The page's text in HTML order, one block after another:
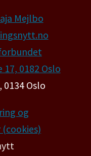
Mejlbo
17, 0182 Oslo
0134 Oslo
og